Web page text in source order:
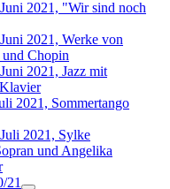
2021, "Wir sind noch
2021, Werke von
Chopin
2021, Jazz mit
2021, Sommertango
2021, Sylke
und Angelika
21